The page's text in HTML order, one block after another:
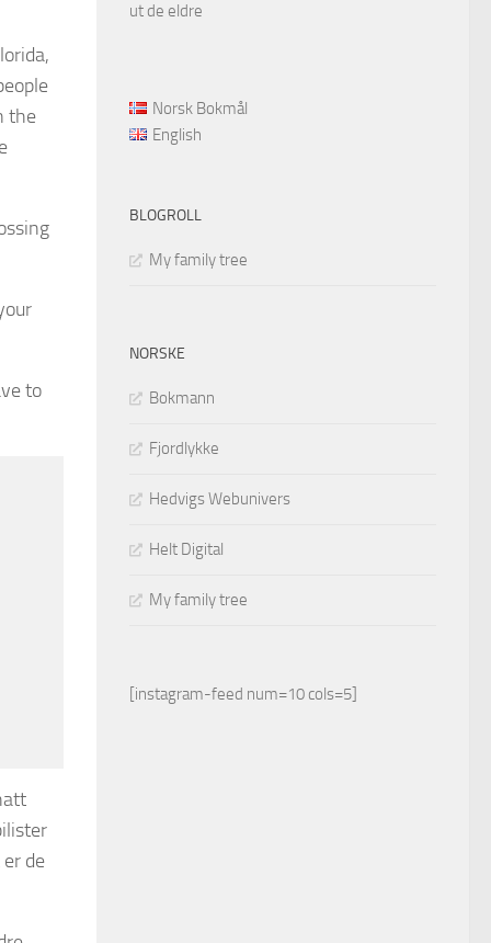
the
to
de
ut de eldre
Norsk Bokmål
English
BLOGROLL
My family tree
NORSKE
Bokmann
Fjordlykke
Hedvigs Webunivers
Helt Digital
My family tree
[instagram-feed num=10 cols=5]